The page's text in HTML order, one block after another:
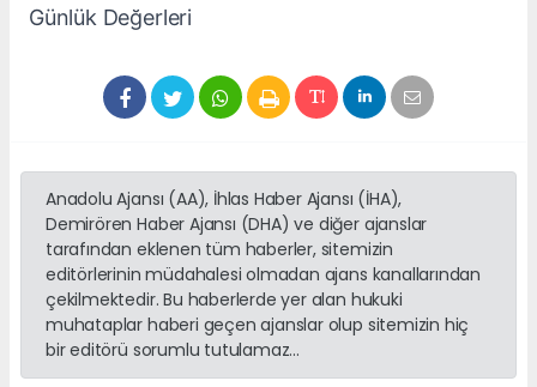
Günlük Değerleri
Anadolu Ajansı (AA), İhlas Haber Ajansı (İHA),
Demirören Haber Ajansı (DHA) ve diğer ajanslar
tarafından eklenen tüm haberler, sitemizin
editörlerinin müdahalesi olmadan ajans kanallarından
çekilmektedir. Bu haberlerde yer alan hukuki
muhataplar haberi geçen ajanslar olup sitemizin hiç
bir editörü sorumlu tutulamaz...